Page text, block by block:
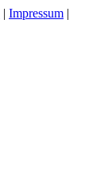
| Impressum |